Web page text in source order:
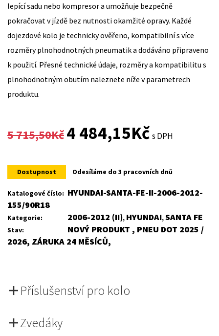
lepící sadu nebo kompresor a umožňuje bezpečně
pokračovat v jízdě bez nutnosti okamžité opravy. Každé
dojezdové kolo je technicky ověřeno, kompatibilní s více
rozměry plnohodnotných pneumatik a dodáváno připraveno
k použití. Přesné technické údaje, rozměry a kompatibilitu s
plnohodnotným obutím naleznete níže v parametrech
produktu.
5 715,50Kč
Original
was:
5
4 484,15KčCurrent
is:
4
s DPH
Dostupnost Odesíláme do 3 pracovních dnů
Katalogové číslo: HYUNDAI-SANTA-FE-II-2006-2012-
155/90R18
Kategorie: 2006-2012 (II), HYUNDAI,SANTA FE
Stav:
NOVÝ PRODUKT , PNEU DOT 2025 /
2026, ZÁRUKA 24 MĚSÍCŮ,
Příslušenství pro kolo
Zvedáky